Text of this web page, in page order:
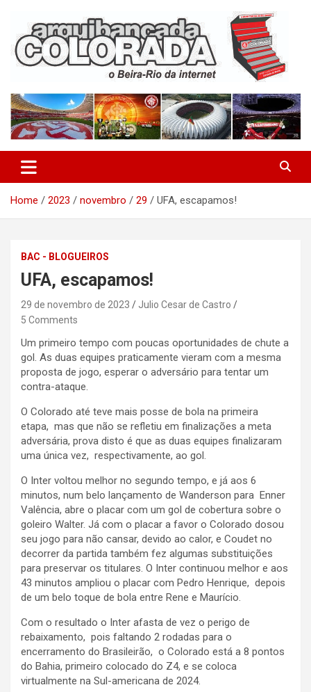
content
Arquibancada Colorada
Home 2023 novembro 29 UFA, escapamos!
BAC - BLOGUEIROS
UFA, escapamos!
29 de novembro de 2023
Julio Cesar de Castro
5 Comments
Um primeiro tempo com poucas oportunidades de chute a
gol. As duas equipes praticamente vieram com a mesma
proposta de jogo, esperar o adversário para tentar um
contra-ataque.
O Colorado até teve mais posse de bola na primeira
etapa, mas que não se refletiu em finalizações a meta
adversária, prova disto é que as duas equipes finalizaram
uma única vez, respectivamente, ao gol.
O Inter voltou melhor no segundo tempo, e já aos 6
minutos, num belo lançamento de Wanderson para Enner
Valência, abre o placar com um gol de cobertura sobre o
goleiro Walter. Já com o placar a favor o Colorado dosou
seu jogo para não cansar, devido ao calor, e Coudet no
decorrer da partida também fez algumas substituições
para preservar os titulares. O Inter continuou melhor e aos
43 minutos ampliou o placar com Pedro Henrique, depois
de um belo toque de bola entre Rene e Maurício.
Com o resultado o Inter afasta de vez o perigo de
rebaixamento, pois faltando 2 rodadas para o
encerramento do Brasileirão, o Colorado está a 8 pontos
do Bahia, primeiro colocado do Z4, e se coloca
virtualmente na Sul-americana de 2024.